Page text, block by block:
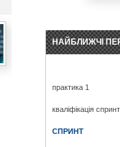
НАЙБЛИЖЧІ
практика 1
кваліфікація спринт
СПРИНТ